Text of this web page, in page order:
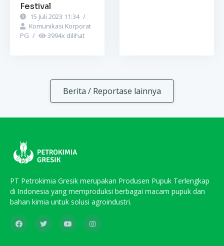
Festival
15 Juli 2023 11:34 /
Komunikasi Korporat
PG / 3994x dilihat
Berita / Reportase lainnya
PT Petrokimia Gresik merupakan Produsen Pupuk Terlengkap
di Indonesia yang memproduksi berbagai macam pupuk dan
bahan kimia untuk solusi agroindustri.